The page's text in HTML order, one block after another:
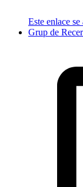
Este enlace
Grup de